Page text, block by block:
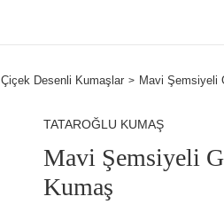
Çiçek Desenli Kumaşlar Mavi Şemsiyeli
TATAROĞLU KUMAŞ
Mavi Şemsiyeli
Kumaş